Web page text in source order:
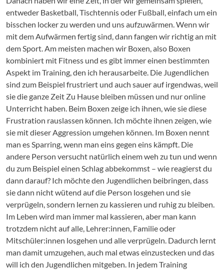
entweder Basketball, Tischtennis oder Fußball, einfach um ein
bisschen locker zu werden und uns aufzuwärmen. Wenn wir
mit dem Aufwärmen fertig sind, dann fangen wir richtig an mit
dem Sport. Am meisten machen wir Boxen, also Boxen
kombiniert mit Fitness und es gibt immer einen bestimmten
Aspekt im Training, den ich herausarbeite. Die Jugendlichen
sind zum Beispiel frustriert und auch sauer auf irgendwas, weil
sie die ganze Zeit Zu Hause bleiben müssen und nur online
Unterricht haben. Beim Boxen zeige ich ihnen, wie sie diese
Frustration rauslassen können. Ich möchte ihnen zeigen, wie
sie mit dieser Aggression umgehen können. Im Boxen nennt
man es Sparring, wenn man eins gegen eins kämpft. Die
andere Person versucht natürlich einem weh zu tun und wenn
du zum Beispiel einen Schlag abbekommst – wie reagierst du
dann darauf? Ich möchte den Jugendlichen beibringen, dass
sie dann nicht wütend auf die Person losgehen und sie
verprügeln, sondern lernen zu kassieren und ruhig zu bleiben.
Im Leben wird man immer mal kassieren, aber man kann
trotzdem nicht auf alle, Lehrer:innen, Familie oder
Mitschüler:innen losgehen und alle verprügeln. Dadurch lernt
man damit umzugehen, auch mal etwas einzustecken und das
will ich den Jugendlichen mitgeben. In jedem Training